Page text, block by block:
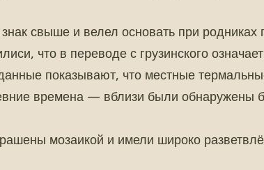
свыше и велел основать при родниках
что в переводе с грузинского
показывают, что местные
времена — вблизи были обнаружены
мозаикой и имели широко